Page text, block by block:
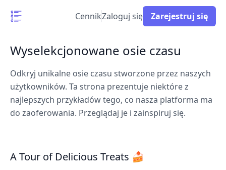
CennikZaloguj się Zarejestruj się
Wyselekcjonowane osie czasu
Odkryj unikalne osie czasu stworzone przez naszych
użytkowników. Ta strona prezentuje niektóre z
najlepszych przykładów tego, co nasza platforma ma
do zaoferowania. Przeglądaj je i zainspiruj się.
A Tour of Delicious Treats 🍰